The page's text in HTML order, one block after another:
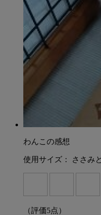
わんこの感想
使用サイズ： ささみ
（評価5点）